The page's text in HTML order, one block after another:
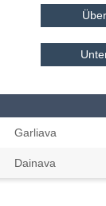
Garliava
Dainava